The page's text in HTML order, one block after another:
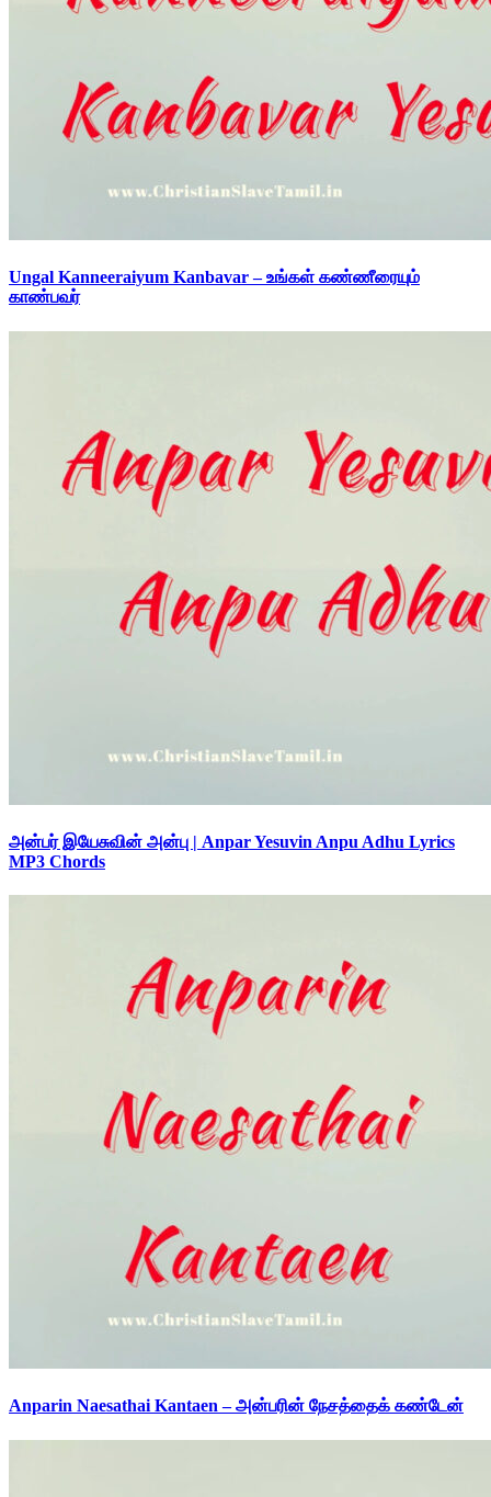
Ungal Kanneeraiyum Kanbavar – உங்கள் கண்ணீரையும்
காண்பவர்
அன்பர் இயேசுவின் அன்பு | Anpar Yesuvin Anpu Adhu Lyrics
MP3 Chords
Anparin Naesathai Kantaen – அன்பரின் நேசத்தைக் கண்டேன்